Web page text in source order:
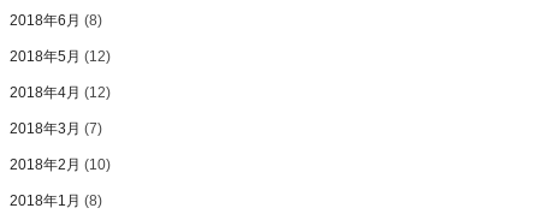
2018年6月 (8)
2018年5月 (12)
2018年4月 (12)
2018年3月 (7)
2018年2月 (10)
2018年1月 (8)